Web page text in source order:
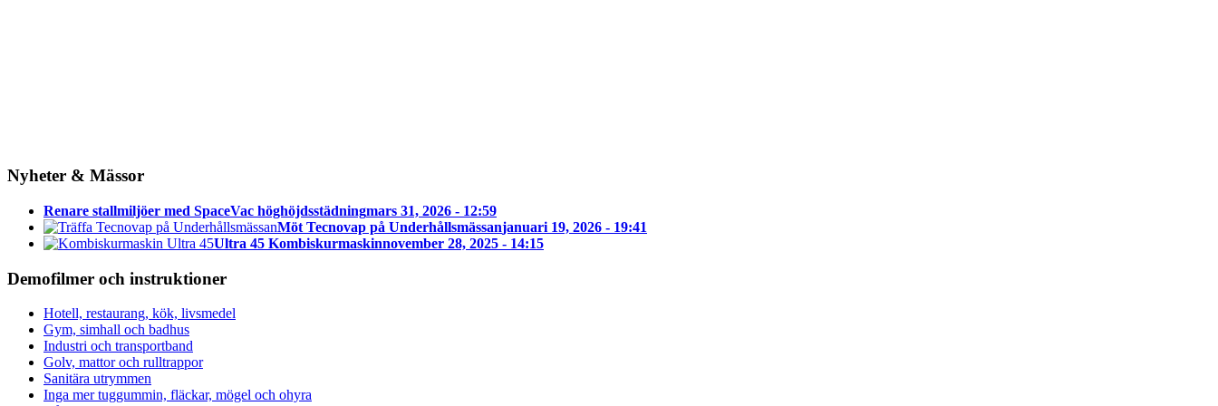
Nyheter & Mässor
Renare stallmiljöer med SpaceVac höghöjdsstädningmars 31, 2026 - 12:59
Möt Tecnovap på Underhållsmässanjanuari 19, 2026 - 19:41
Ultra 45 Kombiskurmaskinnovember 28, 2025 - 14:15
Demofilmer och instruktioner
Hotell, restaurang, kök, livsmedel
Gym, simhall och badhus
Industri och transportband
Golv, mattor och rulltrappor
Sanitära utrymmen
Inga mer tuggummin, fläckar, mögel och ohyra